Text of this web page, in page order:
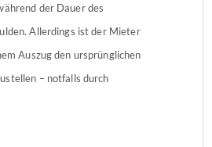
der Dauer des
Allerdings ist der Mieter
Auszug den ursprünglichen
– notfalls durch